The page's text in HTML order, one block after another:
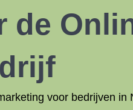
de
voor bedrijven in